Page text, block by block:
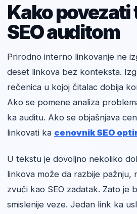
Kako povezati
SEO auditom
Prirodno interno linkovanje ne
deset linkova bez konteksta.
rečenica u kojoj čitalac dobija
Ako se pomene analiza
ka auditu. Ako se objašnjava
linkovati ka cenovnik SEO
U tekstu je dovoljno nekoliko
linkova može da razbije pažnju,
zvuči kao SEO zadatak. Zato je
smislenije veze. Jedan link ka